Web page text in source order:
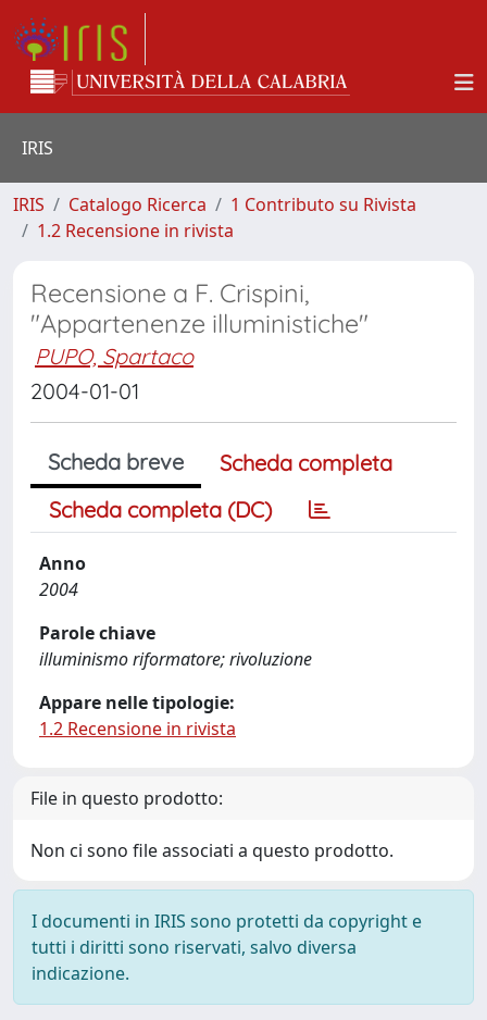
IRIS
IRIS Catalogo Ricerca
1 Contributo su Rivista
1.2 Recensione in rivista
Recensione a F. Crispini,
"Appartenenze illuministiche"
PUPO, Spartaco
2004-01-01
Scheda breve
Scheda completa
Scheda completa (DC)
Anno
2004
Parole chiave
illuminismo riformatore; rivoluzione
Appare nelle tipologie:
1.2 Recensione in rivista
File in questo prodotto:
Non ci sono file associati a questo prodotto.
I documenti in IRIS sono protetti da copyright e
tutti i diritti sono riservati, salvo diversa
indicazione.